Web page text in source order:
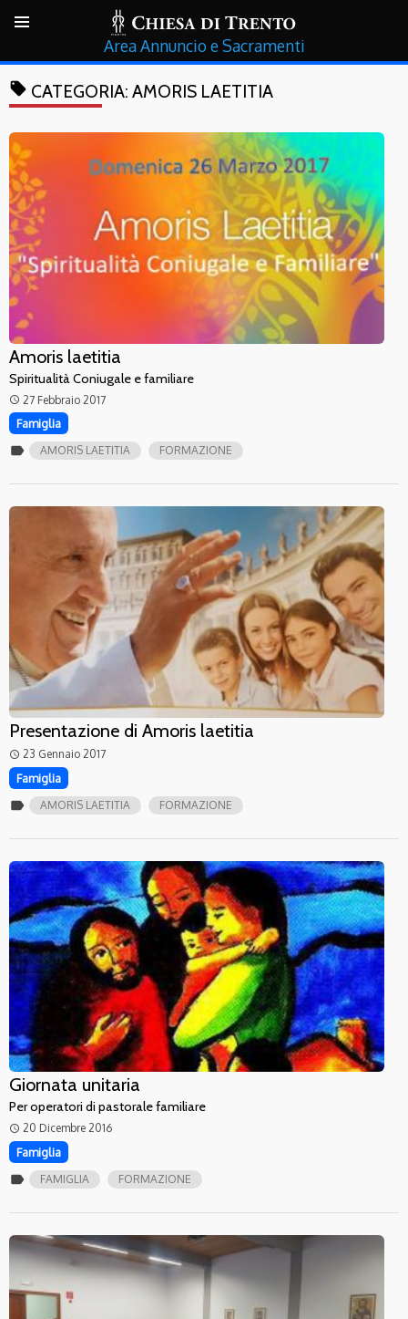
Annuncio e Sacramenti
local_offer CATEGORIA: AMORIS LAETITIA
Amoris laetitia
Spiritualità Coniugale e familiare
access_time 27 Febbraio 2017
Famiglia
label AMORIS LAETITIA FORMAZIONE
Presentazione di Amoris laetitia
access_time 23 Gennaio 2017
Famiglia
label AMORIS LAETITIA FORMAZIONE
Giornata unitaria
Per operatori di pastorale familiare
access_time 20 Dicembre 2016
Famiglia
label FAMIGLIA FORMAZIONE